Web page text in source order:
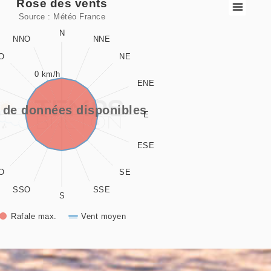
data series.
values. Data ranges from 0 to 337.5.
values. Data ranges from -0.5 to 0.5.
Rose des vents
Source : Météo France
de données disponibles
Rafale max. Vent moyen
N
NNE
NE
ENE
E
ESE
SE
SSE
S
SSO
NNO
0 km/h